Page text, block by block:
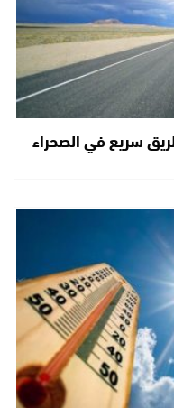
سريع في الصحراء